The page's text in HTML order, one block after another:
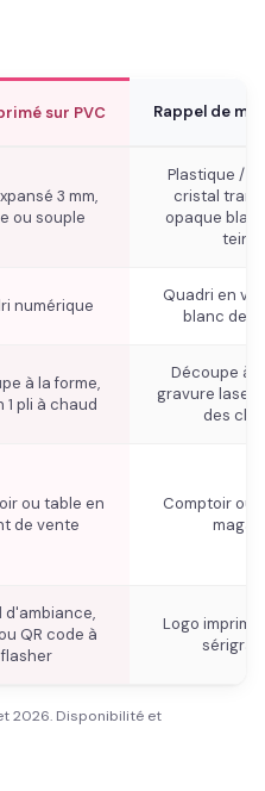
sur PVC Rappel de
3 mm,
ou souple
Plastique /
cristal
opaque
teinté
numérique
Quadri en
blanc de
à la forme,
1 pli à chaud
Découpe à
gravure laser,
des
ou table en
de vente
Comptoir ou
d'ambiance,
QR code à
flasher
Logo
2026. Disponibilité et